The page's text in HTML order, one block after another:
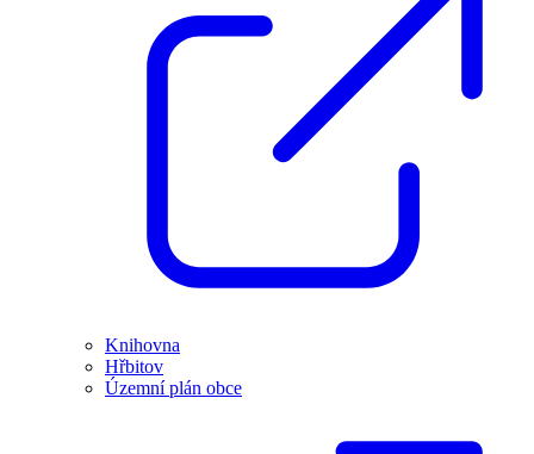
Knihovna
Hřbitov
Územní plán obce